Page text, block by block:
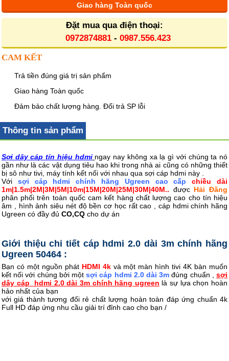
Giao hàng Toàn quốc
Đặt mua qua điện thoại:
0972874881- 0987.556.423
CAM KẾT
Trả tiền đúng giá trị sản phẩm
Giao hàng Toàn quốc
Đảm bảo chất lượng hàng. Đổi trả SP lỗi
Thông tin sản phẩm
Sợi dây cáp tín hiệu hdmi ngay nay không xa lạ gì với chúng ta nó
gần như là các vật dụng tiêu hao khi trong nhà ai cũng có những thiết
bị sô như tivi, máy tính kết nối với nhau qua sợi cáp hdmi này .
Với sợi cáp hdmi chính hãng Ugreen cao cấp
chiều dài
1m|1.5m|2M|3M|5M|10m|15M|20M|25M|30M|40M.. được Hải Đăng
phân phối trên toàn quốc cam kết hàng chất lượng cao cho tín hiệu
âm , hình ảnh siêu nét độ bền cơ học rất cao , cáp hdmi chính hãng
Ugreen có đầy đủ CO,CQ cho dự án
Giới thiệu chi tiết cáp hdmi 2.0 dài 3m chính hãng
Ugreen 50464 :
Bạn có một nguồn phát HDMI 4kvà một màn hình tivi 4K bàn muốn
kết nối với chúng bởi một sợi cáp hdmi 2.0 dài 3mđúng chuẩn ,sợi
dây cáp hdmi 2.0 dài 3m chính hãng ugreen là sự lựa chọn hoàn
hảo nhất của bạn
với giá thành tương đối rẻ chất lượng hoàn toàn đáp ứng chuẩn 4k
Full HD đáp ứng nhu cầu giải trí đỉnh cao cho bạn /